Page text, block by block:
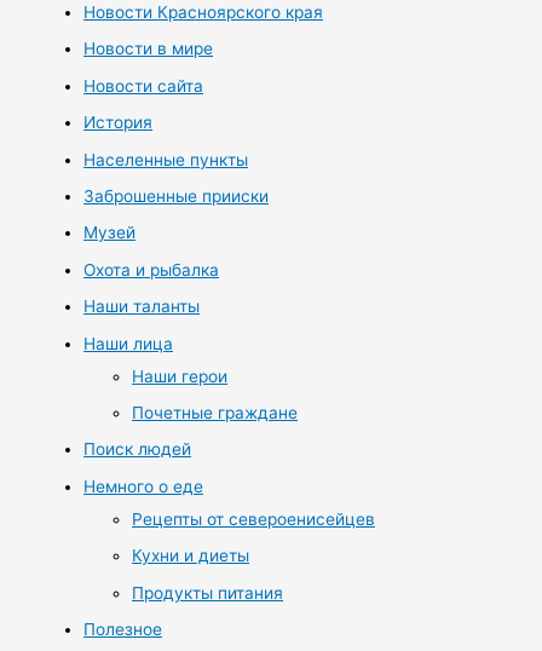
Новости Красноярского края
Новости в мире
Новости сайта
История
Населенные пункты
Заброшенные прииски
Музей
Охота и рыбалка
Наши таланты
Наши лица
Наши герои
Почетные граждане
Поиск людей
Немного о еде
Рецепты от североенисейцев
Кухни и диеты
Продукты питания
Полезное